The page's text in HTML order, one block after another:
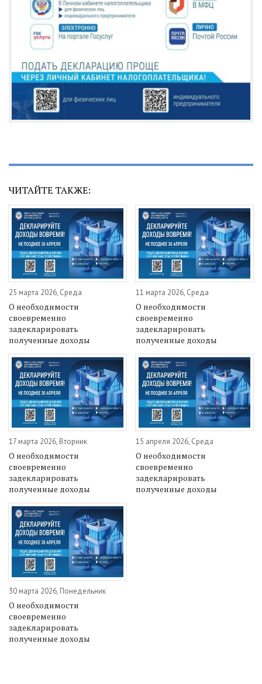
ЧИТАЙТЕ ТАКЖЕ:
25 марта 2026, Среда
О необходимости
своевременно
задекларировать
полученные доходы
11 марта 2026, Среда
О необходимости
своевременно
задекларировать
полученные доходы
17 марта 2026, Вторник
О необходимости
своевременно
задекларировать
полученные доходы
15 апреля 2026, Среда
О необходимости
своевременно
задекларировать
полученные доходы
30 марта 2026, Понедельник
О необходимости
своевременно
задекларировать
полученные доходы